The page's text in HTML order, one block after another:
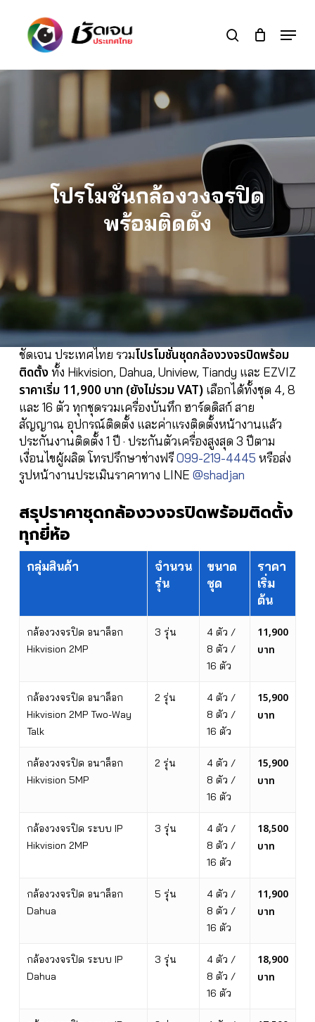
search Menu
โปรโมชั่นกล้องวงจรปิด
พร้อมติดตั้ง
ชัดเจน ประเทศไทย รวมโปรโมชั่นชุดกล้องวงจรปิดพร้อม
ติดตั้งทั้ง Hikvision, Dahua, Uniview, Tiandy และ EZVIZ
ราคาเริ่ม 11,900 บาท (ยังไม่รวม VAT)เลือกได้ทั้งชุด 4, 8
และ 16 ตัว ทุกชุดรวมเครื่องบันทึก ฮาร์ดดิสก์ สาย
สัญญาณ อุปกรณ์ติดตั้ง และค่าแรงติดตั้งหน้างานแล้ว
ประกันงานติดตั้ง 1 ปี · ประกันตัวเครื่องสูงสุด 3 ปีตาม
เงื่อนไขผู้ผลิต โทรปรึกษาช่างฟรี099-219-4445 หรือส่ง
รูปหน้างานประเมินราคาทาง LINE @shadjan
สรุปราคาชุดกล้องวงจรปิดพร้อมติดตั้ง
ทุกยี่ห้อ
กลุ่มสินค้า
จำนวน
รุ่น
ขนาด
ชุด
ราคา
เริ่ม
ต้น
กล้องวงจรปิด อนาล็อก
Hikvision 2MP
3 รุ่น
4 ตัว /
8 ตัว /
16 ตัว
11,900
บาท
กล้องวงจรปิด อนาล็อก
Hikvision 2MP Two-Way
Talk
2 รุ่น
4 ตัว /
8 ตัว /
16 ตัว
15,900
บาท
กล้องวงจรปิด อนาล็อก
Hikvision 5MP
2 รุ่น
4 ตัว /
8 ตัว /
16 ตัว
15,900
บาท
กล้องวงจรปิด ระบบ IP
Hikvision 2MP
3 รุ่น
4 ตัว /
8 ตัว /
16 ตัว
18,500
บาท
กล้องวงจรปิด อนาล็อก
Dahua
5 รุ่น
4 ตัว /
8 ตัว /
16 ตัว
11,900
บาท
กล้องวงจรปิด ระบบ IP
Dahua
3 รุ่น
4 ตัว /
8 ตัว /
16 ตัว
18,900
บาท
Close